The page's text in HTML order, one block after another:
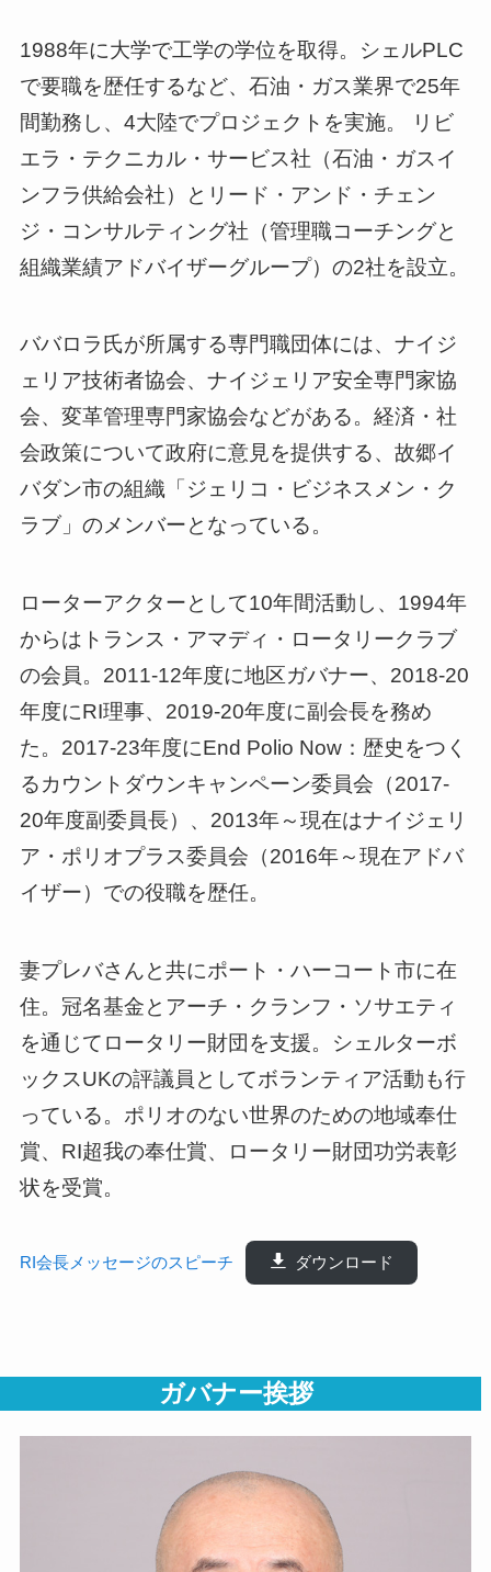
1988年に大学で工学の学位を取得。シェルPLC
で要職を歴任するなど、石油・ガス業界で25年
間勤務し、4大陸でプロジェクトを実施。 リビ
エラ・テクニカル・サービス社（石油・ガスイ
ンフラ供給会社）とリード・アンド・チェン
ジ・コンサルティング社（管理職コーチングと
組織業績アドバイザーグループ）の2社を設立。
ババロラ氏が所属する専門職団体には、ナイジ
ェリア技術者協会、ナイジェリア安全専門家協
会、変革管理専門家協会などがある。経済・社
会政策について政府に意見を提供する、故郷イ
バダン市の組織「ジェリコ・ビジネスメン・ク
ラブ」のメンバーとなっている。
ローターアクターとして10年間活動し、1994年
からはトランス・アマディ・ロータリークラブ
の会員。2011-12年度に地区ガバナー、2018-20
年度にRI理事、2019-20年度に副会長を務め
た。2017-23年度にEnd Polio Now：歴史をつく
るカウントダウンキャンペーン委員会（2017-
20年度副委員長）、2013年～現在はナイジェリ
ア・ポリオプラス委員会（2016年～現在アドバ
イザー）での役職を歴任。
妻プレバさんと共にポート・ハーコート市に在
住。冠名基金とアーチ・クランフ・ソサエティ
を通じてロータリー財団を支援。シェルターボ
ックスUKの評議員としてボランティア活動も行
っている。ポリオのない世界のための地域奉仕
賞、RI超我の奉仕賞、ロータリー財団功労表彰
状を受賞。
RI会長メッセージのスピーチ ダウンロード
ガバナー挨拶